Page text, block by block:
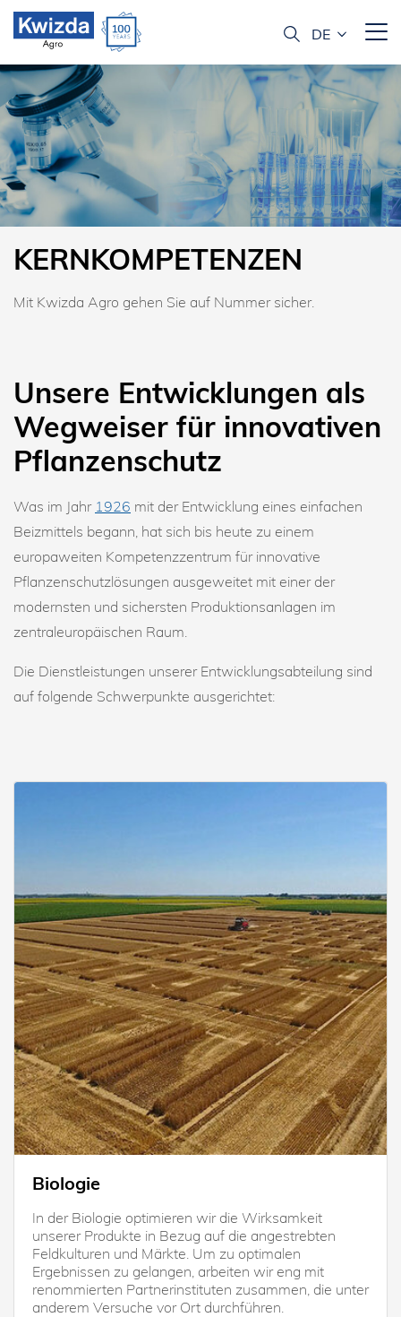
KERNKOMPETENZEN
Mit Kwizda Agro gehen Sie auf Nummer sicher.
Unsere Entwicklungen als
Wegweiser für innovativen
Pflanzenschutz
Was im Jahr 1926 mit der Entwicklung eines einfachen
Beizmittels begann, hat sich bis heute zu einem
europaweiten Kompetenzzentrum für innovative
Pflanzenschutzlösungen ausgeweitet mit einer der
modernsten und sichersten Produktionsanlagen im
zentraleuropäischen Raum.
Die Dienstleistungen unserer Entwicklungsabteilung sind
auf folgende Schwerpunkte ausgerichtet:
Biologie
In der Biologie optimieren wir die Wirksamkeit
unserer Produkte in Bezug auf die angestrebten
Feldkulturen und Märkte. Um zu optimalen
Ergebnissen zu gelangen, arbeiten wir eng mit
renommierten Partnerinstituten zusammen, die unter
anderem Versuche vor Ort durchführen.